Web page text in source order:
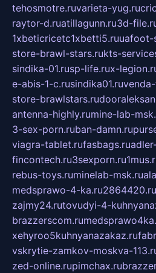
tehosmotre.ruvarieta-yug.ru
raytor-d.ruatillagunn.ru3d-
1xbeticricetc1xbetti5.ruuafoot-
store-brawl-stars.rukts-
sindika-01.rusp-life.rux-
e-abis-1-c.rusindika01.ru
store-brawlstars.ru
antenna-highly.rumine-lab-
3-sex-porn.ruban-damn.ru
viagra-tablet.rufasbags.ru
fincontech.ru3sexporn.ru
rebus-toys.ruminelab-msk.ru
medsprawo-4-ka.ru2864420.ru
zajmy24.rutovudyi-4-
brazzerscom.ru
xehyroo5kuhnyanazakaz.ru
vskrytie-zamkov-moskva-
zed-online.rupimchax.ru